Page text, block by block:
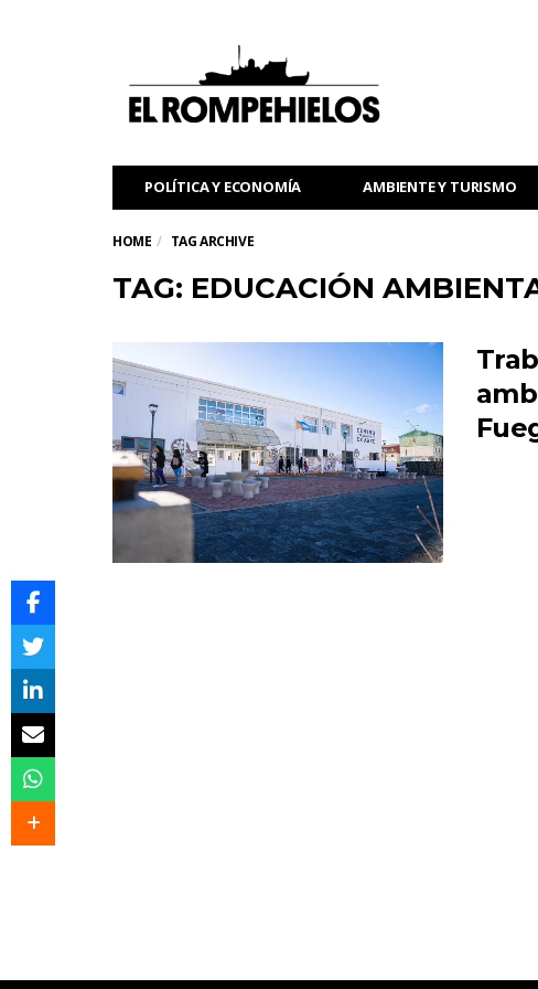
POLÍTICA Y ECONOMÍA AMBIENTE Y TURISMO
HOME TAG ARCHIVE
TAG: EDUCACIÓN